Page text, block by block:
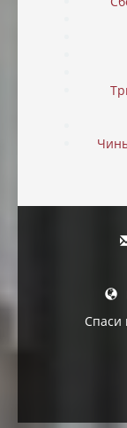
Спаси